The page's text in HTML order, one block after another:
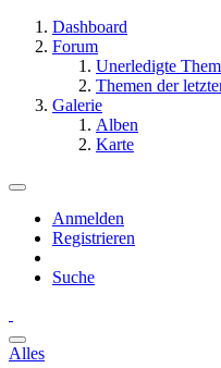
Dashboard
Forum
Unerledigte
Themen der
Galerie
Alben
Karte
Anmelden
Registrieren
Suche
Alles